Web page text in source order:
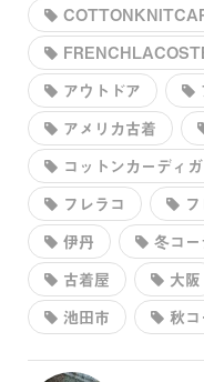
アウトドア
アメリカ古着
コットンカーディ
フレラコ
伊丹
冬コ
古着屋
大阪
池田市
秋